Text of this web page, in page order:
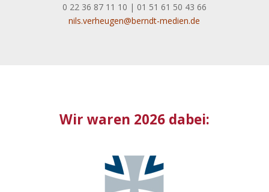
0 22 36 87 11 10 | 01 51 61 50 43 66
nils.verheugen@berndt-medien.de
Wir waren 2026 dabei: